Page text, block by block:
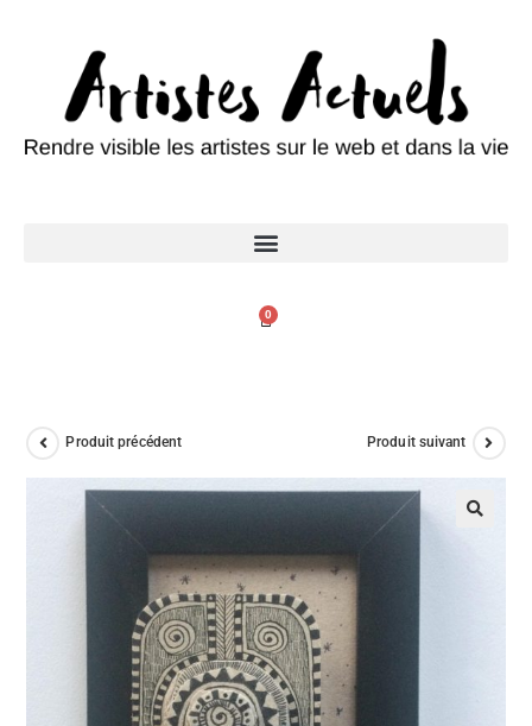
0
Produit précédent Produit suivant